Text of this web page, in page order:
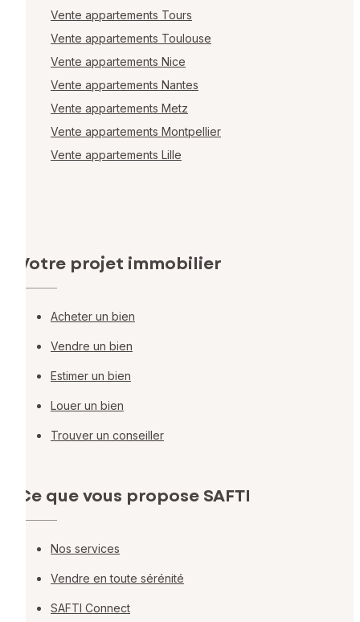
Vente appartements Tours
Vente appartements Toulouse
Vente appartements Nice
Vente appartements Nantes
Vente appartements Metz
Vente appartements Montpellier
Vente appartements Lille
Votre projet immobilier
Acheter un bien
Vendre un bien
Estimer un bien
Louer un bien
Trouver un conseiller
Ce que vous propose SAFTI
Nos services
Vendre en toute sérénité
SAFTI Connect